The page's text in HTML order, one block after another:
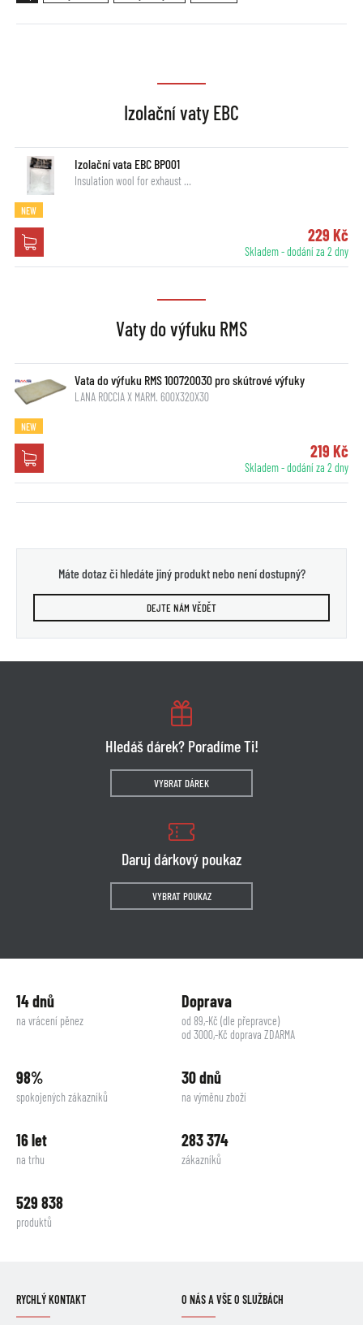
Izolační vaty EBC
Izolační vata EBC BP001
Insulation wool for exhaust …
NEW
229 Kč
Skladem - dodání za 2 dny
Vaty do výfuku RMS
Vata do výfuku RMS 100720030 pro skútrové výfuky
LANA ROCCIA X MARM. 600X320X30
NEW
219 Kč
Skladem - dodání za 2 dny
Máte dotaz či hledáte jiný produkt nebo není dostupný?
DEJTE NÁM VĚDĚT
Hledáš dárek? Poradíme Ti!
VYBRAT DÁREK
Daruj dárkový poukaz
VYBRAT POUKAZ
14 dnů
na vrácení pěnez
Doprava
od 89,-Kč (dle přepravce)
od 3000,-Kč doprava ZDARMA
98%
spokojených zákazníků
30 dnů
na výměnu zboží
16 let
na trhu
283 374
zákazníků
529 838
produktů
RYCHLÝ KONTAKT O NÁS A VŠE O SLUŽBÁCH